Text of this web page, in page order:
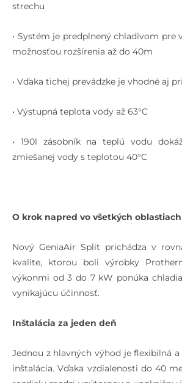
strechu
• Systém je predplnený chladivom pre
možnosťou rozšírenia až do 40m
• Vďaka tichej prevádzke je vhodné aj
• Výstupná teplota vody až 63°C
• 190l zásobník na teplú vodu
zmiešanej vody s teplotou 40°C
O krok napred vo všetkých oblastiach
Nový GeniaAir Split prichádza v
kvalite, ktorou boli výrobky
výkonmi od 3 do 7 kW ponúka
vynikajúcu účinnosť.
Inštalácia za jeden deň
Jednou z hlavných výhod je flexibilná
inštalácia. Vďaka vzdialenosti do 40